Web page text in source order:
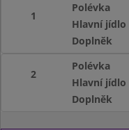
1
Polévka
Hlavní jídlo
Doplněk
2
Polévka
Hlavní jídlo
Doplněk